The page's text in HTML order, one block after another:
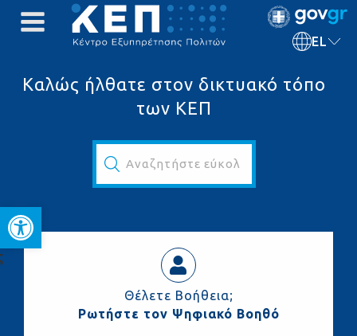
Ανοίξτε τη γραμμή
EL
Καλώς ήλθατε στον δικτυακό τόπο
των ΚΕΠ
Αναζητήστε εύκολα και γρήγορα...
Θέλετε Βοήθεια;
Ρωτήστε τον Ψηφιακό Βοηθό